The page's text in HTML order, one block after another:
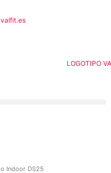
Indoor DS25